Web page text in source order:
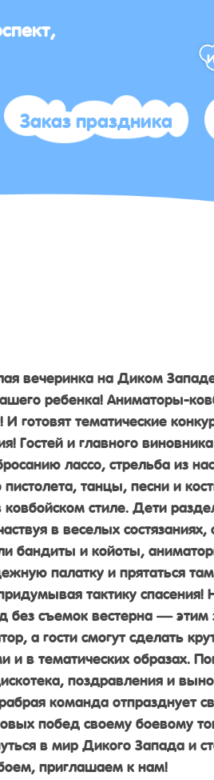
Заказ праздника
вечеринка на Диком
ребенка! Аниматоры-
готовят тематические
Гостей и главного
лассо, стрельба из
пистолета, танцы, песни и
стиле. Дети
в веселых
бандиты и койоты,
палатку и прятаться
тактику
без съемок вестерна — этим
а гости смогут сделать
и в тематических образах.
поздравления и
команда отпразднует
побед своему боевому
в мир Дикого Запада и
приглашаем к нам!